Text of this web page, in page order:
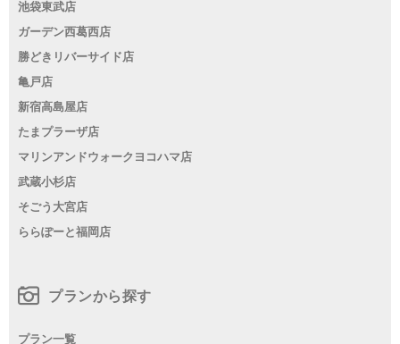
池袋東武店
ガーデン西葛西店
勝どきリバーサイド店
亀戸店
新宿高島屋店
たまプラーザ店
マリンアンドウォークヨコハマ店
武蔵小杉店
そごう大宮店
ららぽーと福岡店
プランから探す
プラン一覧